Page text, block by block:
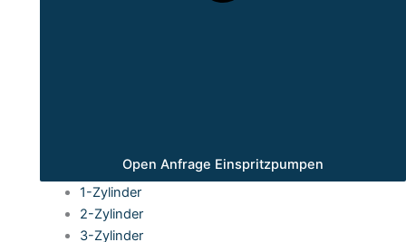
Open Anfrage Einspritzpumpen
1-Zylinder
2-Zylinder
3-Zylinder